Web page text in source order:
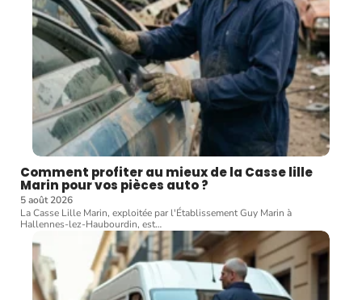
Comment profiter au mieux de la Casse lille
Marin pour vos pièces auto ?
5 août 2026
La Casse Lille Marin, exploitée par l'Établissement Guy Marin à
Hallennes-lez-Haubourdin, est…